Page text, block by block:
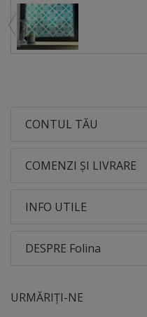
CONTUL TĂU
COMENZI ȘI LIVRARE
INFO UTILE
DESPRE Folina
URMĂRIȚI-NE